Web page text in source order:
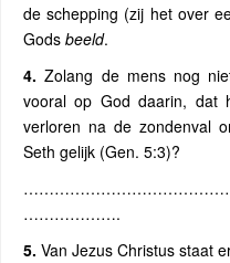
de schepping (zij het over
Gods beeld.
4. Zolang de mens nog
vooral op God daarin, dat
verloren na de zondenval
Seth gelijk (Gen. 5:3)?
……………….
5. Van Jezus Christus staat